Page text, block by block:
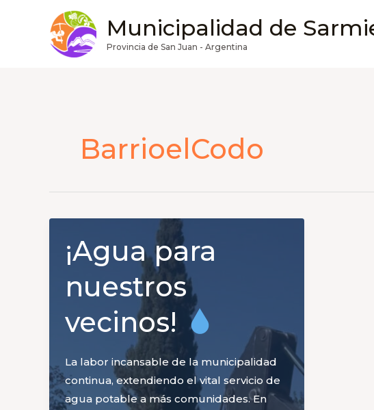
contenido
Municipalidad de
Provincia de San Juan - Argentina
BarrioelCodo
¡Agua para
nuestros
vecinos!
La labor incansable de la municipalidad
continua, extendiendo el vital servicio de
agua potable a más comunidades. En